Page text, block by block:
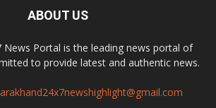
ABOUT US
News Portal is the leading news portal of
to provide latest and authentic news.